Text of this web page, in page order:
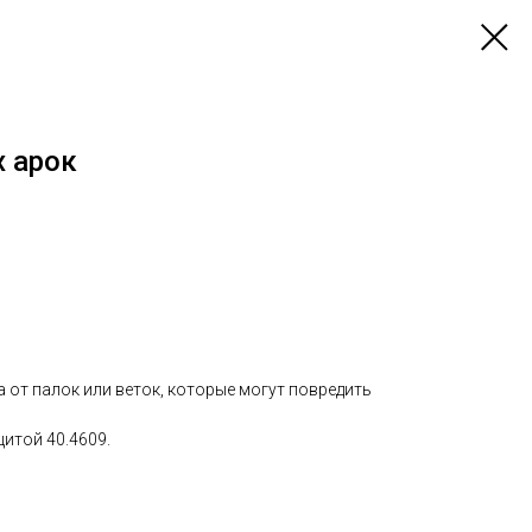
арок
палок или веток, которые могут повредить
40.4609.